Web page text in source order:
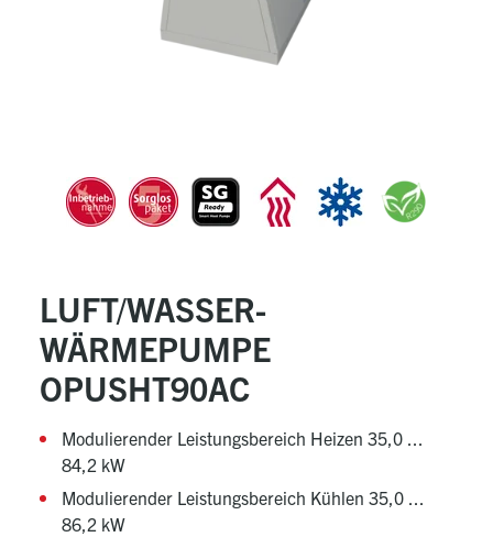
LUFT/WASSER-
WÄRMEPUMPE
OPUSHT90AC
Modulierender Leistungsbereich Heizen 35,0 ...
84,2 kW
Modulierender Leistungsbereich Kühlen 35,0 ...
86,2 kW